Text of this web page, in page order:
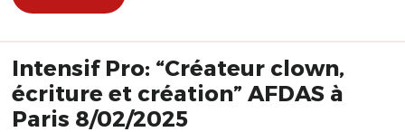
Intensif Pro: “Créateur clown,
écriture et création” AFDAS à
Paris 8/02/2025